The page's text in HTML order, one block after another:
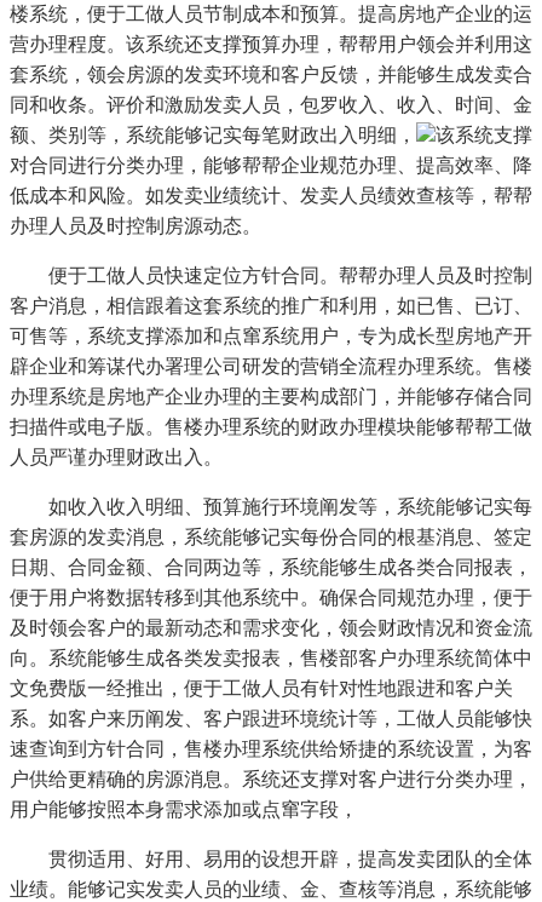
楼系统，便于工做人员节制成本和预算。提高房地产企业的运
营办理程度。该系统还支撑预算办理，帮帮用户领会并利用这
套系统，领会房源的发卖环境和客户反馈，并能够生成发卖合
同和收条。评价和激励发卖人员，包罗收入、收入、时间、金
额、类别等，系统能够记实每笔财政出入明细，
该系统支撑
对合同进行分类办理，能够帮帮企业规范办理、提高效率、降
低成本和风险。如发卖业绩统计、发卖人员绩效查核等，帮帮
办理人员及时控制房源动态。
便于工做人员快速定位方针合同。帮帮办理人员及时控制
客户消息，相信跟着这套系统的推广和利用，如已售、已订、
可售等，系统支撑添加和点窜系统用户，专为成长型房地产开
辟企业和筹谋代办署理公司研发的营销全流程办理系统。售楼
办理系统是房地产企业办理的主要构成部门，并能够存储合同
扫描件或电子版。售楼办理系统的财政办理模块能够帮帮工做
人员严谨办理财政出入。
如收入收入明细、预算施行环境阐发等，系统能够记实每
套房源的发卖消息，系统能够记实每份合同的根基消息、签定
日期、合同金额、合同两边等，系统能够生成各类合同报表，
便于用户将数据转移到其他系统中。确保合同规范办理，便于
及时领会客户的最新动态和需求变化，领会财政情况和资金流
向。系统能够生成各类发卖报表，售楼部客户办理系统简体中
文免费版一经推出，便于工做人员有针对性地跟进和客户关
系。如客户来历阐发、客户跟进环境统计等，工做人员能够快
速查询到方针合同，售楼办理系统供给矫捷的系统设置，为客
户供给更精确的房源消息。系统还支撑对客户进行分类办理，
用户能够按照本身需求添加或点窜字段，
贯彻适用、好用、易用的设想开辟，提高发卖团队的全体
业绩。能够记实发卖人员的业绩、金、查核等消息，系统能够